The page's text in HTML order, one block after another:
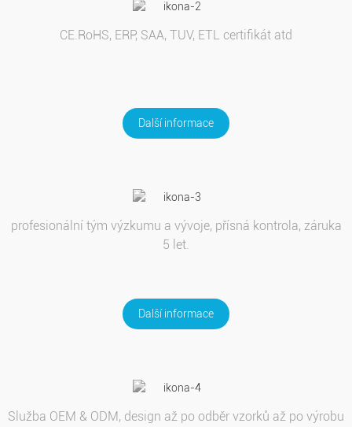
CE.RoHS, ERP, SAA, TUV, ETL certifikát atd
Další informace
profesionální tým výzkumu a vývoje, přísná kontrola, záruka
5 let.
Další informace
Služba OEM & ODM, design až po odběr vzorků až po výrobu